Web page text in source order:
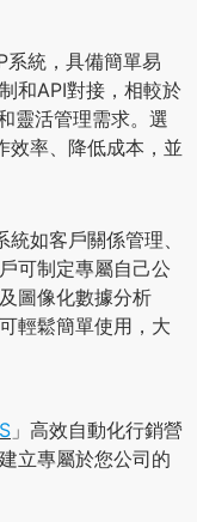
系統，具備簡單易
和API對接，相較於
靈活管理需求。選
效率、降低成本，並
如客戶關係管理、
可制定專屬自己公
圖像化數據分析
輕鬆簡單使用，大
」高效自動化行銷營
立專屬於您公司的